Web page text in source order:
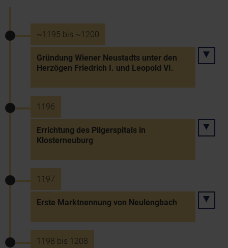
~1195 bis ~1200
Gründung Wiener Neustadts unter den
Herzögen Friedrich I. und Leopold VI.
1196
Errichtung des Pilgerspitals in
Klosterneuburg
1197
Erste Marktnennung von Neulengbach
1198 bis 1208